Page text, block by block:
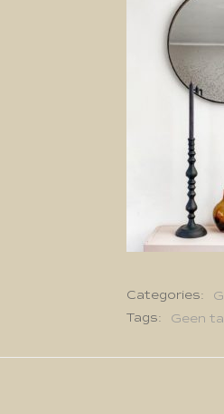
Categories:
Tags:
Geen